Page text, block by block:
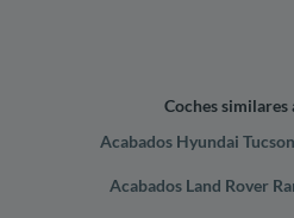
Coches similares
Acabados Hyundai
Acabados Land Rover